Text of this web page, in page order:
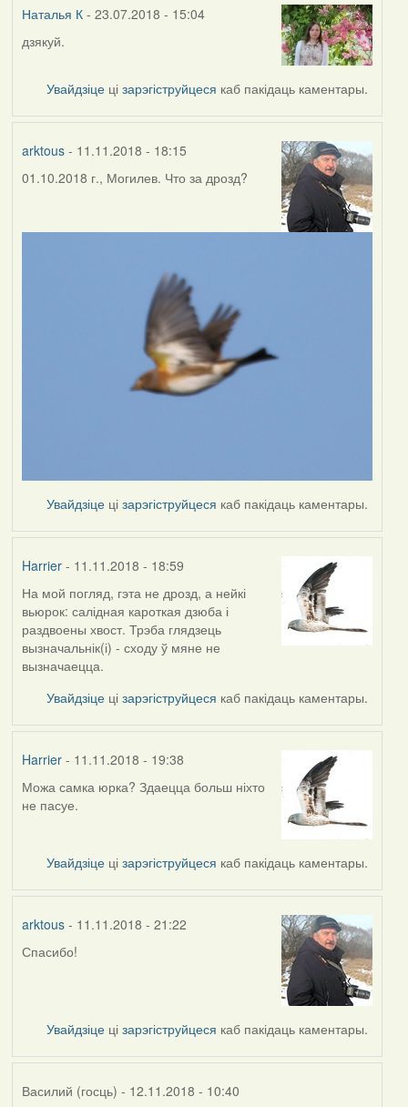
Наталья К- 23.07.2018 - 15:04
In
Harrier
дзякуй.
Увайдзіце цізарэгіструйцеся каб пакідаць каментары.
arktous- 11.11.2018 - 18:15
01.10.2018 г., Могилев. Что за дрозд?
Увайдзіце цізарэгіструйцеся каб пакідаць каментары.
Harrier- 11.11.2018 - 18:59
In
reply
to
by
arktous
На мой погляд, гэта не дрозд, а нейкі
вьюрок: салідная кароткая дзюба і
раздвоены хвост. Трэба глядзець
вызначальнік(і) - сходу ў мяне не
вызначаецца.
Увайдзіце цізарэгіструйцеся каб пакідаць каментары.
Harrier- 11.11.2018 - 19:38
In
reply
Harrier
Можа самка юрка? Здаецца больш ніхто
не пасуе.
Увайдзіце цізарэгіструйцеся каб пакідаць каментары.
arktous- 11.11.2018 - 21:22
In
Harrier
Спасибо!
Увайдзіце цізарэгіструйцеся каб пакідаць каментары.
Василий (госць) - 12.11.2018 - 10:40